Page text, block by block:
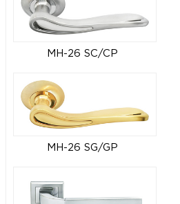
MH-26 SC/CP
MH-26 SG/GP